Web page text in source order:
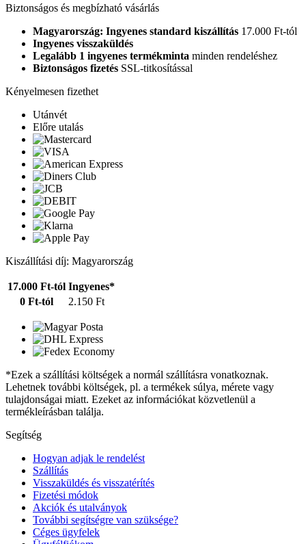
Biztonságos és megbízható vásárlás
Magyarország: Ingyenes standard kiszállítás 17.000 Ft-tól
Ingyenes visszaküldés
Legalább 1 ingyenes termékminta minden rendeléshez
Biztonságos fizetés SSL-titkosítással
Kényelmesen fizethet
Utánvét
Előre utalás
Kiszállítási díj: Magyarország
17.000 Ft-tól Ingyenes*
0 Ft-tól
2.150 Ft
*Ezek a szállítási költségek a normál szállításra vonatkoznak.
Lehetnek további költségek, pl. a termékek súlya, mérete vagy
tulajdonságai miatt. Ezeket az információkat közvetlenül a
termékleírásban találja.
Segítség
Hogyan adjak le rendelést
Szállítás
Visszaküldés és visszatérítés
Fizetési módok
Akciók és utalványok
További segítségre van szüksége?
Céges ügyfelek